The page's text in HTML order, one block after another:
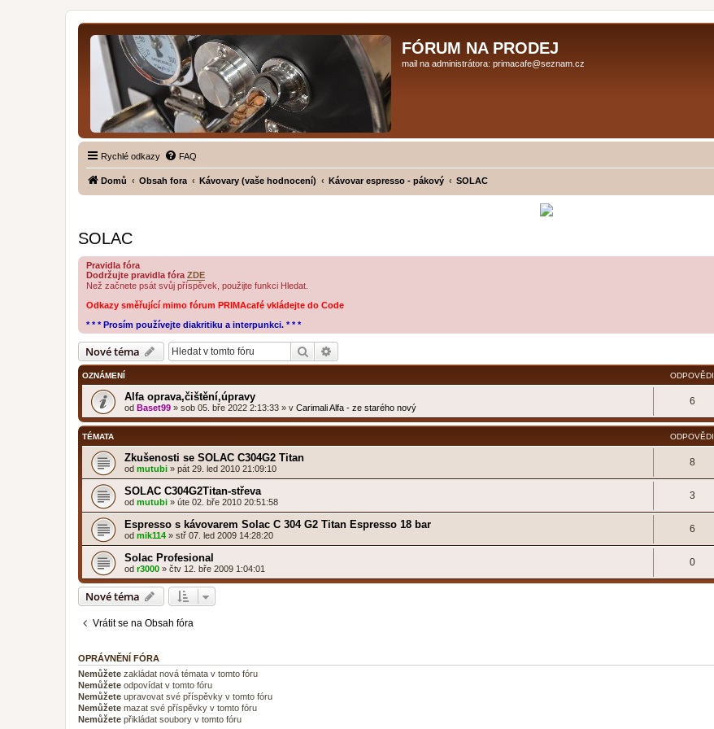
FÓRUM NA PRODEJ
mail na administrátora: primacafe@seznam.cz
Rychlé odkazy FAQ
Domů Obsah fora Kávovary (vaše hodnocení) Kávovar espresso - pákový SOLAC
SOLAC
Pravidla fóra
Dodržujte pravidla fóra ZDE
Než začnete psát svůj příspěvek, použijte funkci Hledat.
Odkazy směřující mimo fórum PRIMAcafé vkládejte do Code
* * * Prosím používejte diakritiku a interpunkci. * * *
Nové téma Hledat
OZNÁMENÍ ODPOVĚDI
Alfa oprava,čištění,úpravy
od Baset99 » sob 05. bře 2022 2:13:33 » v Carimali Alfa - ze starého nový
6
TÉMATA ODPOVĚDI
Zkušenosti se SOLAC C304G2 Titan
od mutubi » pát 29. led 2010 21:09:10
8
SOLAC C304G2Titan-střeva
od mutubi » úte 02. bře 2010 20:51:58
3
Espresso s kávovarem Solac C 304 G2 Titan Espresso 18 bar
od mik114 » stř 07. led 2009 14:28:20
6
Solac Profesional
od r3000 » čtv 12. bře 2009 1:04:01
0
Nové téma
Vrátit se na Obsah fóra
OPRÁVNĚNÍ FÓRA
Nemůžete zakládat nová témata v tomto fóru
Nemůžete odpovídat v tomto fóru
Nemůžete upravovat své příspěvky v tomto fóru
Nemůžete mazat své příspěvky v tomto fóru
Nemůžete přikládat soubory v tomto fóru